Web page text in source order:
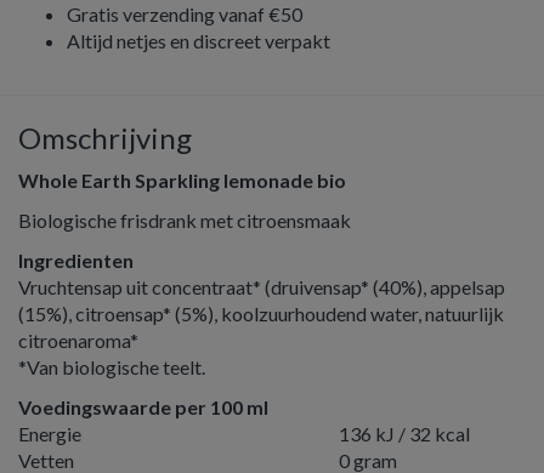
Gratis verzending vanaf €50
Altijd netjes en discreet verpakt
Omschrijving
Whole Earth Sparkling lemonade bio
Biologische frisdrank met citroensmaak
Ingredienten
Vruchtensap uit concentraat* (druivensap* (40%), appelsap
(15%), citroensap* (5%), koolzuurhoudend water, natuurlijk
citroenaroma*
*Van biologische teelt.
Voedingswaarde per 100 ml
Energie
136 kJ / 32 kcal
Vetten
0 gram